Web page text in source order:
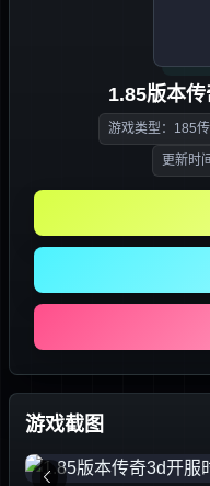
1.85版本
游戏类型：185
更新时
游戏截图